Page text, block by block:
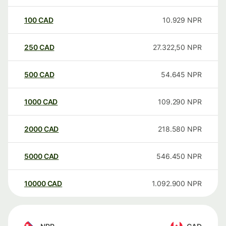
100CAD 10.929 NPR
250CAD 27.322,50 NPR
500CAD 54.645 NPR
1000CAD 109.290 NPR
2000CAD 218.580 NPR
5000CAD 546.450 NPR
10000 CAD 1.092.900 NPR